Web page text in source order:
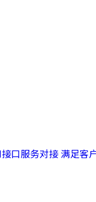
接口服务对接 满足客